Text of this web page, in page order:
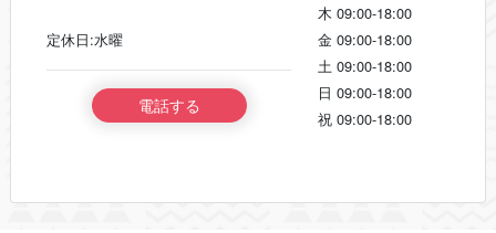
定休日:水曜
電話する
木 09:00-18:00
金 09:00-18:00
土 09:00-18:00
日 09:00-18:00
祝 09:00-18:00